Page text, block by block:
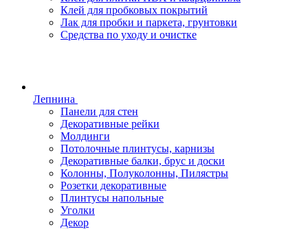
Клей для пробковых покрытий
Лак для пробки и паркета, грунтовки
Средства по уходу и очистке
Лепнина
Панели для стен
Декоративные рейки
Молдинги
Потолочные плинтусы, карнизы
Декоративные балки, брус и доски
Колонны, Полуколонны, Пилястры
Розетки декоративные
Плинтусы напольные
Уголки
Декор